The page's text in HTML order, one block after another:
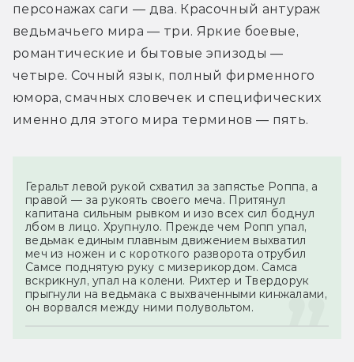
персонажах саги — два. Красочный антураж
ведьмачьего мира — три. Яркие боевые,
романтические и бытовые эпизоды —
четыре. Сочный язык, полный фирменного
юмора, смачных словечек и специфических
именно для этого мира терминов — пять.
Геральт левой рукой схватил за запястье Роппа, а
правой — за рукоять своего меча. Притянул
капитана сильным рывком и изо всех сил боднул
лбом в лицо. Хрупнуло. Прежде чем Ропп упал,
ведьмак единым плавным движением выхватил
меч из ножен и с короткого разворота отрубил
Самсе поднятую руку с мизерикордом. Самса
вскрикнул, упал на колени. Рихтер и Твердорук
прыгнули на ведьмака с выхваченными кинжалами,
он ворвался между ними полувольтом.